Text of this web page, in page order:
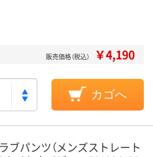
販売価格（税込） ￥4,190
カゴへ
パンツ（メンズストレート